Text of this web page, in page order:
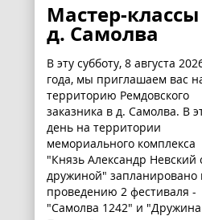
Мастер-
д. Самолва
В эту субботу, 8 августа
года, мы приглашаем вас
территорию Ремдовского
заказника в д. Самолва. В
день на территории
мемориального комплекса
"Князь Александр Невский
дружиной" запланировано
проведению 2 фестиваля -
"Самолва 1242" и "Дружина